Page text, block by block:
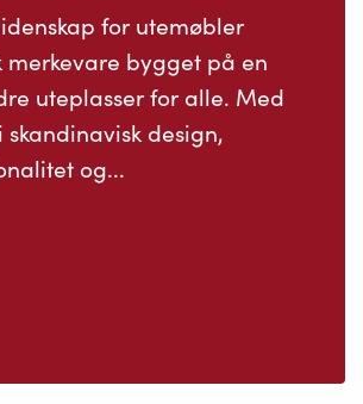
for utemøbler
merkevare bygget på en
uteplasser for alle. Med
design,
og...